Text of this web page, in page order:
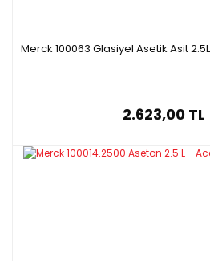
Merck 100063 Glasiyel Asetik Asit
2.623,00 TL